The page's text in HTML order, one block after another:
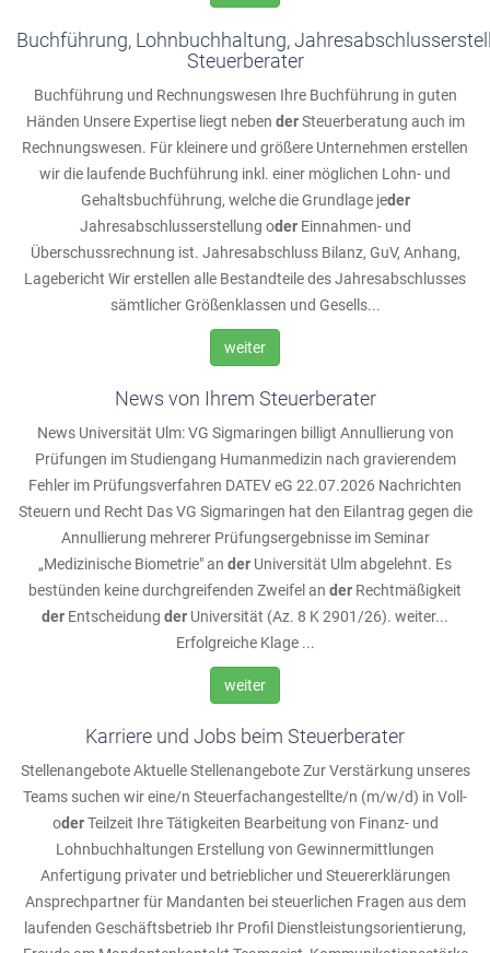
Buchführung, Lohnbuchhaltung,
Steuerberater
Buchführung und Rechnungswesen Ihre Buchführung in guten
Händen Unsere Expertise liegt neben derSteuerberatung auch im
Rechnungswesen. Für kleinere und größere Unternehmen erstellen
wir die laufende Buchführung inkl. einer möglichen Lohn- und
Gehaltsbuchführung, welche die Grundlage jeder
Jahresabschlusserstellung oderEinnahmen- und
Überschussrechnung ist. Jahresabschluss Bilanz, GuV, Anhang,
Lagebericht Wir erstellen alle Bestandteile des Jahresabschlusses
sämtlicher Größenklassen und Gesells...
weiter
News von Ihrem Steuerberater
News Universität Ulm: VG Sigmaringen billigt Annullierung von
Prüfungen im Studiengang Humanmedizin nach gravierendem
Fehler im Prüfungsverfahren DATEV eG 22.07.2026 Nachrichten
Steuern und Recht Das VG Sigmaringen hat den Eilantrag gegen die
Annullierung mehrerer Prüfungsergebnisse im Seminar
„Medizinische Biometrie" an der Universität Ulm abgelehnt. Es
bestünden keine durchgreifenden Zweifel an der Rechtmäßigkeit
der Entscheidung der Universität (Az. 8 K 2901/26). weiter...
Erfolgreiche Klage ...
weiter
Karriere und Jobs beim Steuerberater
Stellenangebote Aktuelle Stellenangebote Zur Verstärkung unseres
Teams suchen wir eine/n Steuerfachangestellte/n (m/w/d) in Voll-
oderTeilzeit Ihre Tätigkeiten Bearbeitung von Finanz- und
Lohnbuchhaltungen Erstellung von Gewinnermittlungen
Anfertigung privater und betrieblicher und Steuererklärungen
Ansprechpartner für Mandanten bei steuerlichen Fragen aus dem
laufenden Geschäftsbetrieb Ihr Profil Dienstleistungsorientierung,